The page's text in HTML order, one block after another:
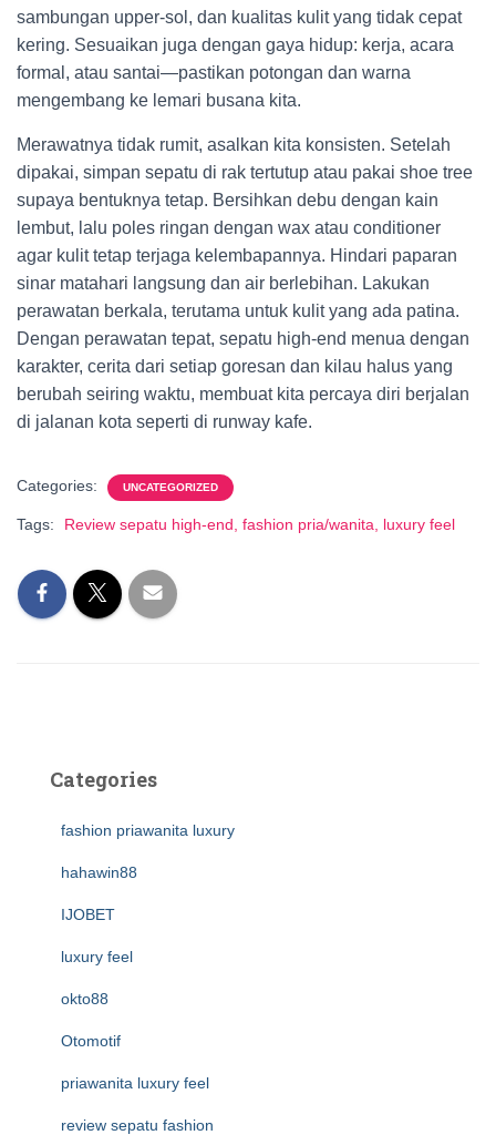
sambungan upper-sol, dan kualitas kulit yang tidak cepat
kering. Sesuaikan juga dengan gaya hidup: kerja, acara
formal, atau santai—pastikan potongan dan warna
mengembang ke lemari busana kita.
Merawatnya tidak rumit, asalkan kita konsisten. Setelah
dipakai, simpan sepatu di rak tertutup atau pakai shoe tree
supaya bentuknya tetap. Bersihkan debu dengan kain
lembut, lalu poles ringan dengan wax atau conditioner
agar kulit tetap terjaga kelembapannya. Hindari paparan
sinar matahari langsung dan air berlebihan. Lakukan
perawatan berkala, terutama untuk kulit yang ada patina.
Dengan perawatan tepat, sepatu high-end menua dengan
karakter, cerita dari setiap goresan dan kilau halus yang
berubah seiring waktu, membuat kita percaya diri berjalan
di jalanan kota seperti di runway kafe.
Categories: UNCATEGORIZED
Tags: Review sepatu high-end, fashion pria/wanita, luxury feel
Categories
fashion priawanita luxury
hahawin88
IJOBET
luxury feel
okto88
Otomotif
priawanita luxury feel
review sepatu fashion